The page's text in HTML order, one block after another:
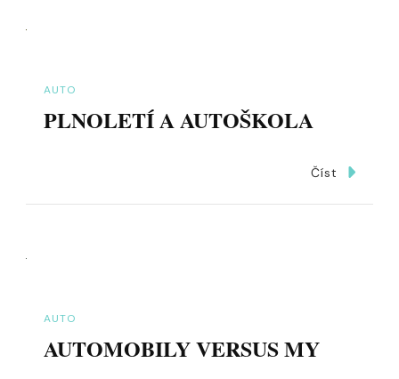
AUTO
PLNOLETÍ A AUTOŠKOLA
Číst
AUTO
AUTOMOBILY VERSUS MY